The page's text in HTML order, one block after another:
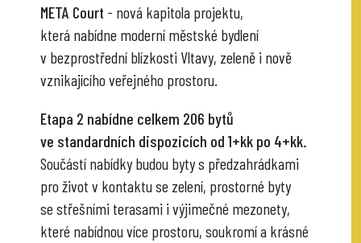
META Court - nová kapitola projektu,
která nabídne moderní městské bydlení
v bezprostřední blízkosti Vltavy, zeleně i nově
vznikajícího veřejného prostoru.
Etapa 2 nabídne celkem 206 bytů
ve standardních dispozicích od 1+kk po 4+kk.
Součástí nabídky budou byty s předzahrádkami
pro život v kontaktu se zelení, prostorné byty
se střešními terasami i výjimečné mezonety,
které nabídnou více prostoru, soukromí a krásné